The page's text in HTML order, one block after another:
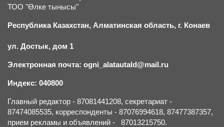
ТОО "Өлке тынысы"
Республика Казахстан, Алматинская область, г. Конаев
ул. Достык, дом 1
Электронная почта: ogni_alatautald@mail.ru
Индекс: 040800
Главный редактор - 87081441208, секретариат -
87474085535, корреспонденты - 87076994618, 87477387357,
прием рекламы и объявлений - 87013215750.